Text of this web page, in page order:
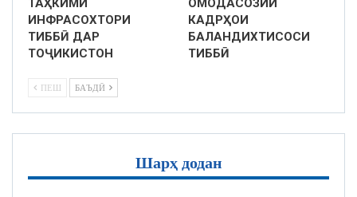
ТАҲКИМИ
ИНФРАСОХТОРИ
ТИББӢ ДАР
ТОҶИКИСТОН
ОМОДАСОЗИИ
КАДРҲОИ
БАЛАНДИХТИСОСИ
ТИББӢ
ПЕШ БАЪДӢ
Шарҳ додан